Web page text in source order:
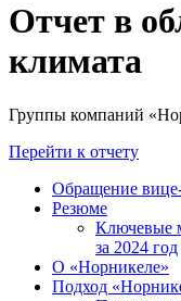
Отчет в
климата
Группы компаний
Перейти к отчету
Обращение
Резюме
Ключевые
за 2024 год
О «Норникеле»
Подход